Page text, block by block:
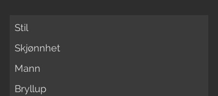
Stil
Skjønnhet
Mann
Bryllup